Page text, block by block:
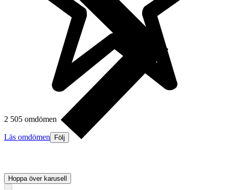
2 505 omdömen
Läs omdömen Följ
Hoppa över karusell